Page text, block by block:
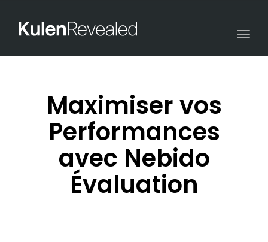
Maximiser vos
Performances
avec Nebido
Évaluation